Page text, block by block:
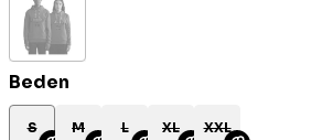
Beden
S M L XL XXL